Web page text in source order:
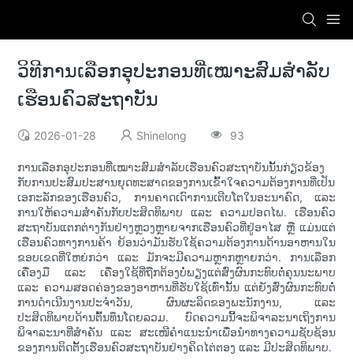
ວິທີການເລືອກອຸປະກອນທີ່ເໝາະສົມສຳລັບ
ເຮືອນຄົວສະຖາບັນ
2026-01-28 Shinelong 93
ການເລືອກອຸປະກອນທີ່ເໝາະສົມສຳລັບເຮືອນຄົວສະຖາບັນນັ້ນກ່ຽວຂ້ອງ
ກັບການປະສົມປະສານຍຸດທະສາດຂອງການເຂົ້າໃຈຄວາມຕ້ອງການທີ່ເປັນ
ເອກະລັກຂອງເຮືອນຄົວ, ການຄາດເດົາການເຕີບໂຕໃນອະນາຄົດ, ແລະ
ການໃຫ້ຄວາມສຳຄັນກັບປະສິດທິພາບ ແລະ ຄວາມປອດໄພ. ເຮືອນຄົວ
ສະຖາບັນແຕກຕ່າງກັນຢ່າງຫຼວງຫຼາຍຈາກເຮືອນຄົວທີ່ຢູ່ອາໄສ ຫຼື ແມ່ນແຕ່
ເຮືອນຄົວທາງການຄ້າ ຍ້ອນວ່າມັນຮັບໃຊ້ຄວາມຕ້ອງການດ້ານອາຫານໃນ
ຂອບເຂດທີ່ໃຫຍ່ກວ່າ ແລະ ມັກຈະມີຄວາມຫຼາກຫຼາຍກວ່າ. ການເລືອກ
ເຄື່ອງມື ແລະ ເຄື່ອງໃຊ້ທີ່ຖືກຕ້ອງບໍ່ພຽງແຕ່ສົ່ງຜົນກະທົບຕໍ່ຄຸນນະພາບ
ແລະ ຄວາມສອດຄ່ອງຂອງອາຫານທີ່ຮັບໃຊ້ເທົ່ານັ້ນ ແຕ່ຍັງສົ່ງຜົນກະທົບຕໍ່
ການດຳເນີນງານປະຈຳວັນ, ຜົນຜະລິດຂອງພະນັກງານ, ແລະ
ປະສິດທິພາບດ້ານຕົ້ນທຶນໂດຍລວມ. ບົດຄວາມນີ້ຈະພິຈາລະນາເຖິງການ
ພິຈາລະນາທີ່ສຳຄັນ ແລະ ສະເໜີຄຳແນະນຳເພື່ອນຳທາງຄວາມຊັບຊ້ອນ
ຂອງການຕິດຕັ້ງເຮືອນຄົວສະຖາບັນຢ່າງຄິດໄຕ່ຕອງ ແລະ ມີປະສິດທິພາບ.